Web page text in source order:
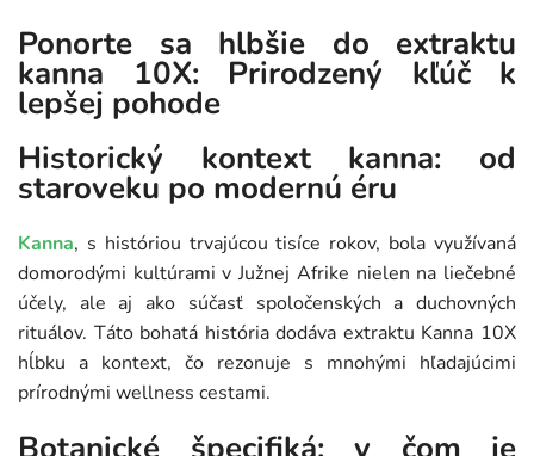
Ponorte sa hlbšie do extraktu
kanna 10X: Prirodzený kľúč k
lepšej pohode
Historický kontext kanna: od
staroveku po modernú éru
Kanna, s históriou trvajúcou tisíce rokov, bola využívaná
domorodými kultúrami v Južnej Afrike nielen na liečebné
účely, ale aj ako súčasť spoločenských a duchovných
rituálov. Táto bohatá história dodáva extraktu Kanna 10X
hĺbku a kontext, čo rezonuje s mnohými hľadajúcimi
prírodnými wellness cestami.